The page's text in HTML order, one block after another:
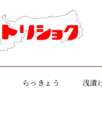
らっきょう 浅漬